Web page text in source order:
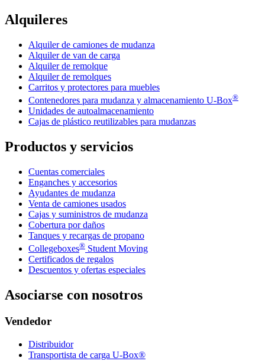
Alquileres
Alquiler de camiones de mudanza
Alquiler de van de carga
Alquiler de remolque
Alquiler de remolques
Carritos y protectores para muebles
Contenedores para mudanza y almacenamiento U-Box®
Unidades de autoalmacenamiento
Cajas de plástico reutilizables para mudanzas
Productos y servicios
Cuentas comerciales
Enganches y accesorios
Ayudantes de mudanza
Venta de camiones usados
Cajas y suministros de mudanza
Cobertura por daños
Tanques y recargas de propano
Collegeboxes® Student Moving
Certificados de regalos
Descuentos y ofertas especiales
Asociarse con nosotros
Vendedor
Distribuidor
Transportista de carga U-Box®